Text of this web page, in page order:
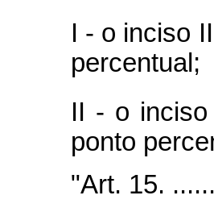
I - o inciso
percentual;
II - o
ponto
"Art. 15.